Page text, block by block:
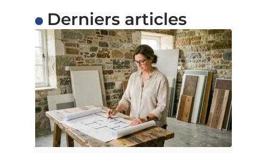
Derniers articles